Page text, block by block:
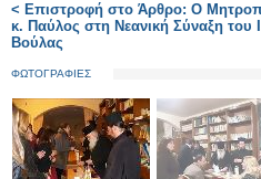
< Επιστροφή στο Άρθρο: Ο
κ. Παύλος στη Νεανική Σύναξη του
Βούλας
ΦΩΤΟΓΡΑΦΙΕΣ